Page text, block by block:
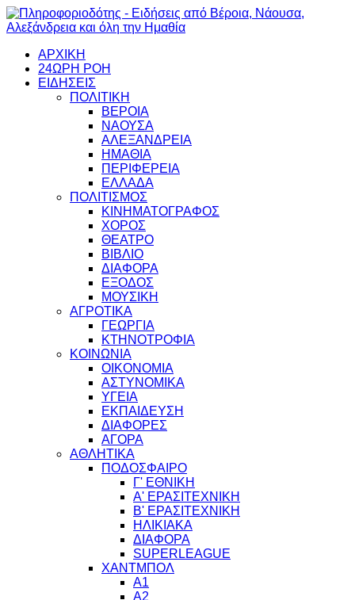
ΑΡΧΙΚΗ
24ΩΡΗ ΡΟΗ
ΕΙΔΗΣΕΙΣ
ΠΟΛΙΤΙΚΗ
ΒΕΡΟΙΑ
ΝΑΟΥΣΑ
ΑΛΕΞΑΝΔΡΕΙΑ
ΗΜΑΘΙΑ
ΠΕΡΙΦΕΡΕΙΑ
ΕΛΛΑΔΑ
ΠΟΛΙΤΙΣΜΟΣ
ΚΙΝΗΜΑΤΟΓΡΑΦΟΣ
ΧΟΡΟΣ
ΘΕΑΤΡΟ
ΒΙΒΛΙΟ
ΔΙΑΦΟΡΑ
ΕΞΟΔΟΣ
ΜΟΥΣΙΚΗ
ΑΓΡΟΤΙΚΑ
ΓΕΩΡΓΙΑ
ΚΤΗΝΟΤΡΟΦΙΑ
ΚΟΙΝΩΝΙΑ
ΟΙΚΟΝΟΜΙΑ
ΑΣΤΥΝΟΜΙΚΑ
ΥΓΕΙΑ
ΕΚΠΑΙΔΕΥΣΗ
ΔΙΑΦΟΡΕΣ
ΑΓΟΡΑ
ΑΘΛΗΤΙΚΑ
ΠΟΔΟΣΦΑΙΡΟ
Γ' ΕΘΝΙΚΗ
Α' ΕΡΑΣΙΤΕΧΝΙΚΗ
Β' ΕΡΑΣΙΤΕΧΝΙΚΗ
ΗΛΙΚΙΑΚΑ
ΔΙΑΦΟΡΑ
SUPERLEAGUE
ΧΑΝΤΜΠΟΛ
Α1
Α2